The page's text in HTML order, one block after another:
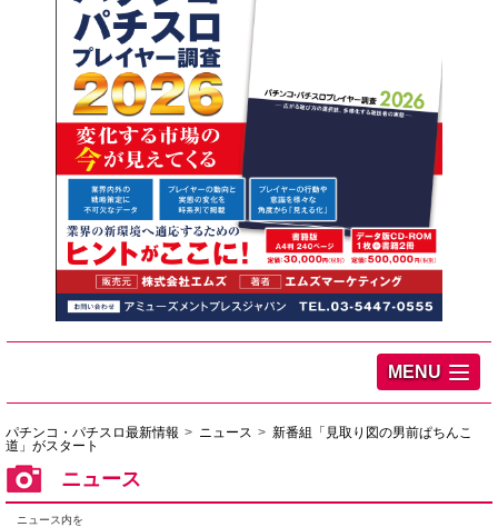
MENU
パチンコ・パチスロ最新情報 ニュース
新番組「見取り図の男前ぱちんこ
道」がスタート
ニュース
ニュース内を